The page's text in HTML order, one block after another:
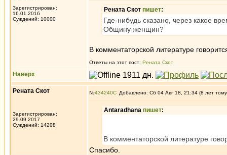
Зарегистрирован:
16.01.2016
Суждений: 10000
Рената Скот пишет:
Где-нибудь сказано, через какое
Общину женщин?
В комментаторской литературе
Ответы на этот пост: Рената Скот
Наверх
Рената Скот
Зарегистрирован:
29.09.2017
Суждений: 14208
№434240 Добавлено: Сб 04 Авг 18, 21:34 (8 лет
Antaradhana пишет:
В комментаторской литературе
Спасибо.